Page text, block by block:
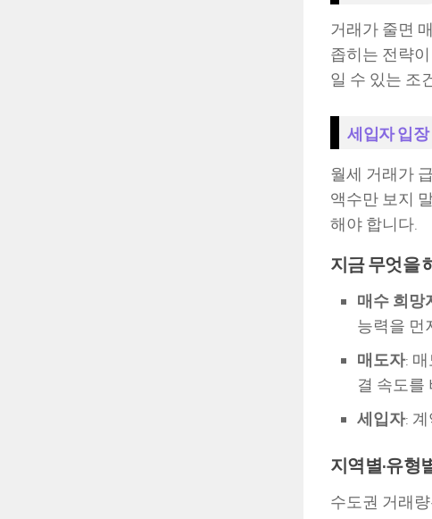
거래가 줄면
좁히는 전략
일 수 있는 조
세입자 입장
월세 거래가
액수만 보지
해야 합니다.
지금 무엇을
매수 희망
능력을 먼
매도자:
결 속도를
세입자:
지역별·유형
수도권 거래